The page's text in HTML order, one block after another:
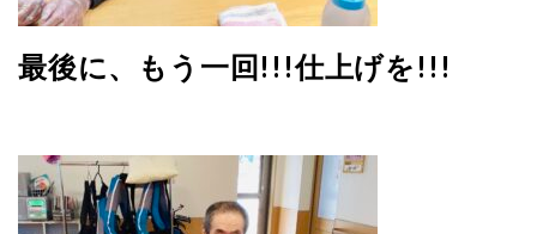
最後に、もう一回!!!仕上げを!!!